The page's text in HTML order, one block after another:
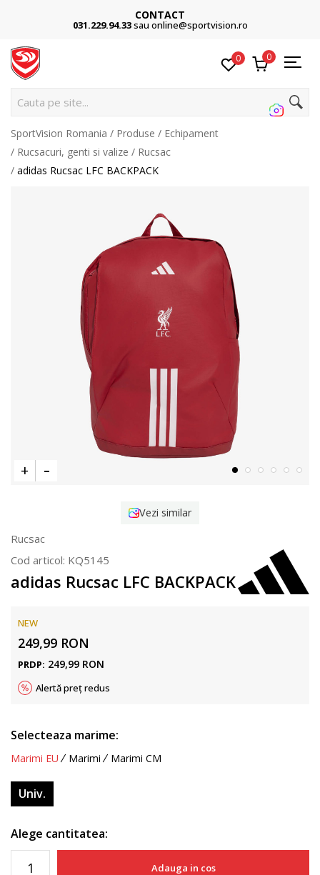
CONTACT
031.229.94.33sau online@sportvision.ro
0 0
Cauta pe site...
SportVision Romania Produse
Echipament
Rucsacuri, genti si valize
Rucsac
adidas Rucsac LFC BACKPACK
Vezi similar
Rucsac
Cod articol: KQ5145
adidas Rucsac LFC BACKPACK
NEW
249,99 RON
PRDP: 249,99 RON
Alertă preț redus
Selecteaza marime:
Marimi EU Marimi Marimi CM
Univ.
Alege cantitatea:
Adauga in cos